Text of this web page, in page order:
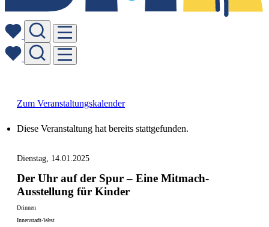
Zum Veranstaltungskalender
Diese Veranstaltung hat bereits stattgefunden.
Dienstag, 14.01.2025
Der Uhr auf der Spur – Eine Mitmach-
Ausstellung für Kinder
Drinnen
Innenstadt-West